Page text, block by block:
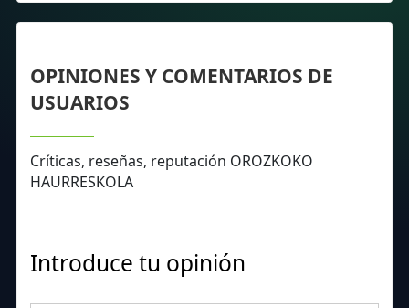
OPINIONES Y COMENTARIOS DE
USUARIOS
Críticas, reseñas, reputación OROZKOKO
HAURRESKOLA
Introduce tu opinión